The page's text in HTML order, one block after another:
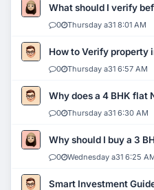
What should I verify
0 Thursday a31 8:01 AM
How to Verify property
0 Thursday a31 6:57 AM
Why does a 4 BHK flat
0 Thursday a31 6:30 AM
Why should I buy a 3
0 Wednesday a31 6:25
Smart Investment